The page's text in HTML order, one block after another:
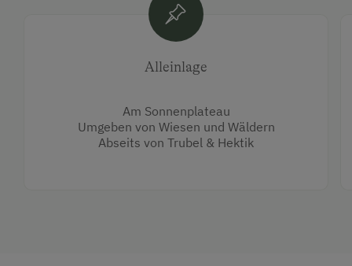
Alleinlage
Am Sonnenplateau
Umgeben von Wiesen und Wäldern
Abseits von Trubel & Hektik